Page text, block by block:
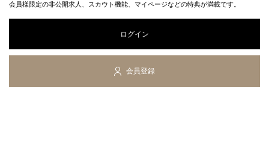
会員様限定の非公開求人、スカウト機能、マイページなどの特典が満載です。
ログイン
会員登録